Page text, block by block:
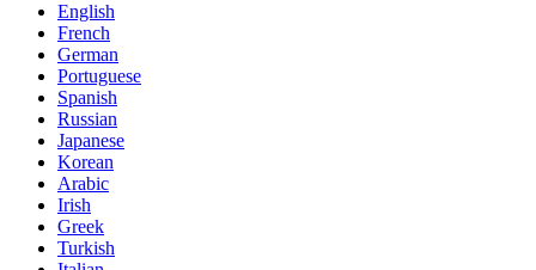
English
French
German
Portuguese
Spanish
Russian
Japanese
Korean
Arabic
Irish
Greek
Turkish